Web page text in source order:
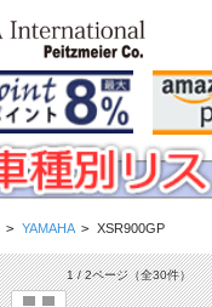
> YAMAHA > XSR900GP
1 / 2ページ（全30件）